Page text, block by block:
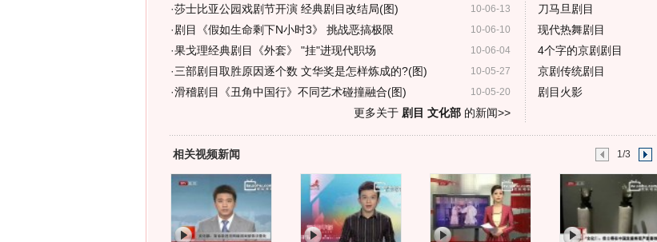
10-06-13
·莎士比亚公园戏剧节开演 经典剧目改结局(图)
10-06-10
·剧目《假如生命剩下N小时3》 挑战恶搞极限
10-06-04
·果戈理经典剧目《外套》 "挂"进现代职场
10-05-27
·三部剧目取胜原因逐个数 文华奖是怎样炼成的?(图)
10-05-20
·滑稽剧目《丑角中国行》不同艺术碰撞融合(图)
更多关于 剧目 文化部的新闻>>
刀马旦剧目
现代热舞剧目
4个字的京剧剧目
京剧传统剧目
剧目火影
相关视频新闻 1/3